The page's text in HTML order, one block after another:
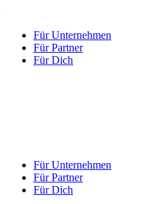
Für Unternehmen
Für Partner
Für Dich
Für Unternehmen
Für Partner
Für Dich